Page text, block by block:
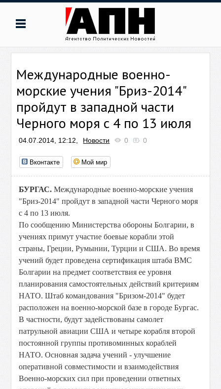
Международные военно-
морские учения "Бриз-2014"
пройдут в западной части
Черного моря с 4 по 13 июля
04.07.2014, 12:12, Новости 0 0
Вконтакте Мой мир
БУРГАС. Международные военно-морские учения
"Бриз-2014" пройдут в западной части Черного моря
с 4 по 13 июля.
По сообщению Министерства обороны Болгарии, в
учениях примут участие боевые корабли этой
страны, Греции, Румынии, Турции и США. Во время
учений будет проведена сертификация штаба ВМС
Болгарии на предмет соответствия ее уровня
планирования самостоятельных действий критериям
НАТО. Штаб командования "Бризом-2014" будет
расположен на военно-морской базе в городе Бургас.
В частности, будут задействованы самолет
патрульной авиации США и четыре корабля второй
постоянной группы противоминных кораблей
НАТО. Основная задача учений - улучшение
оперативной совместимости и взаимодействия
Военно-морских сил при проведении ответных